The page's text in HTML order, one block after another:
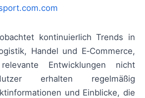
kontinuierlich Trends in
Handel und E‑Commerce,
Entwicklungen nicht
erhalten regelmäßig
und Einblicke, die